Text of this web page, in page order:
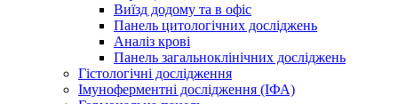
Виїзд додому та в офіс
Панель цитологічних досліджень
Аналіз крові
Панель загальноклінічних досліджень
Гістологічні дослідження
Імуноферментні дослідження (ІФА)